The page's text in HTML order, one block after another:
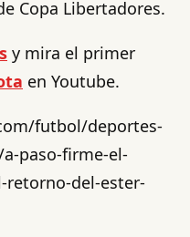
Copa Libertadores.
y mira el primer
en Youtube.
futbol/deportes-
paso-firme-el-
retorno-del-ester-